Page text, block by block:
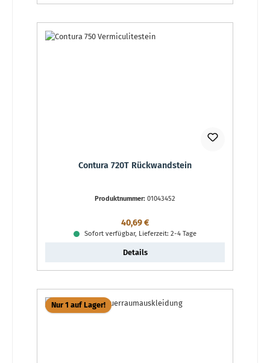
Contura 720T Rückwandstein
Produktnummer: 01043452
Regulärer Preis:
40,69 €
Sofort verfügbar, Lieferzeit: 2-4 Tage
Details
Nur 1 auf Lager!